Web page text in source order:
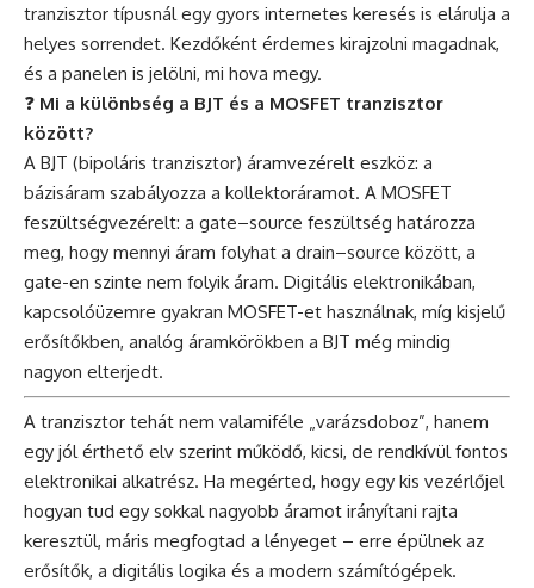
tranzisztor típusnál egy gyors internetes keresés is elárulja a
helyes sorrendet. Kezdőként érdemes kirajzolni magadnak,
és a panelen is jelölni, mi hova megy.
❓ Mi a különbség a BJT és a MOSFET tranzisztor
között?
A BJT (bipoláris tranzisztor) áramvezérelt eszköz: a
bázisáram szabályozza a kollektoráramot. A MOSFET
feszültségvezérelt: a gate–source feszültség határozza
meg, hogy mennyi áram folyhat a drain–source között, a
gate-en szinte nem folyik áram. Digitális elektronikában,
kapcsolóüzemre gyakran MOSFET-et használnak, míg kisjelű
erősítőkben, analóg áramkörökben a BJT még mindig
nagyon elterjedt.
A tranzisztor tehát nem valamiféle „varázsdoboz”, hanem
egy jól érthető elv szerint működő, kicsi, de rendkívül fontos
elektronikai alkatrész. Ha megérted, hogy egy kis vezérlőjel
hogyan tud egy sokkal nagyobb áramot irányítani rajta
keresztül, máris megfogtad a lényeget – erre épülnek az
erősítők, a digitális logika és a modern számítógépek.